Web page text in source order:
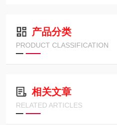
产品分类
PRODUCT CLASSIFICATION
相关文章
RELATED ARTICLES